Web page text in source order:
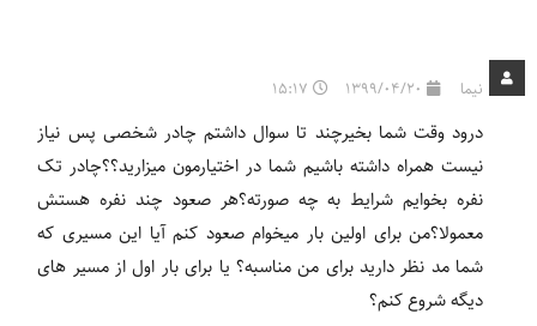
نیما 1399/04/20
15:17
درود وقت شما بخیرچند تا سوال داشتم چادر شخصی پس نیاز
نیست همراه داشته باشیم شما در اختیارمون میزارید؟؟چادر تک
نفره بخوایم شرایط به چه صورته؟هر صعود چند نفره هستش
معمولا؟من برای اولین بار میخوام صعود کنم آیا این مسیری که
شما مد نظر دارید برای من مناسبه؟ یا برای بار اول از مسیر های
دیگه شروع کنم؟